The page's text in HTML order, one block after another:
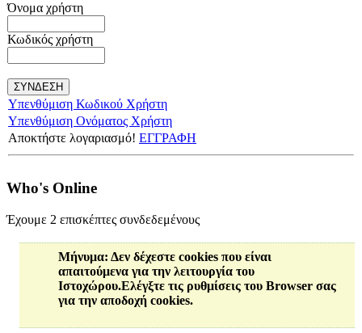
Όνομα χρήστη
Κωδικός χρήστη
Υπενθύμιση Κωδικού Χρήστη
Υπενθύμιση Ονόματος Χρήστη
Αποκτήστε λογαριασμό! ΕΓΓΡΑΦΗ
Who's Online
Έχουμε 2 επισκέπτες συνδεδεμένους
Μήνυμα: Δεν δέχεστε cookies που είναι
απαιτούμενα για την λειτουργία του
Ιστοχώρου.Ελέγξτε τις ρυθμίσεις του Browser σας
για την αποδοχή cookies.